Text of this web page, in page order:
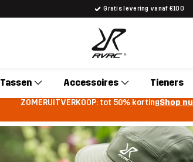
Gratis levering vanaf €100
Tassen Accessoires Tieners
ZOMERUITVERKOOP: tot 50% kortingShop nu